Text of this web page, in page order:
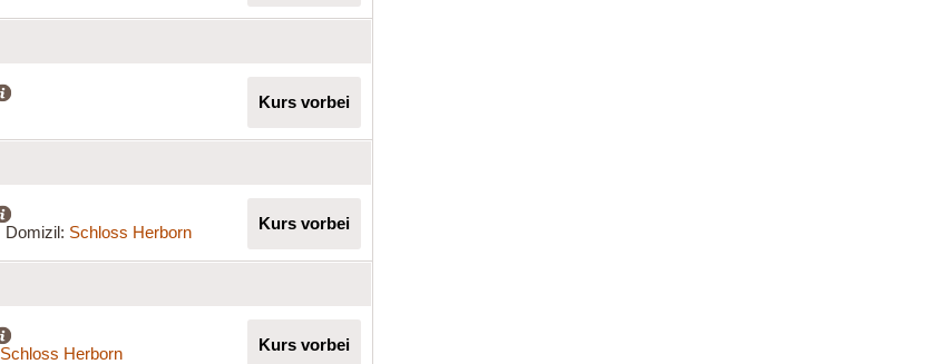
Kurs vorbei
Domizil: Schloss Herborn Kurs vorbei
Schloss Herborn Kurs vorbei